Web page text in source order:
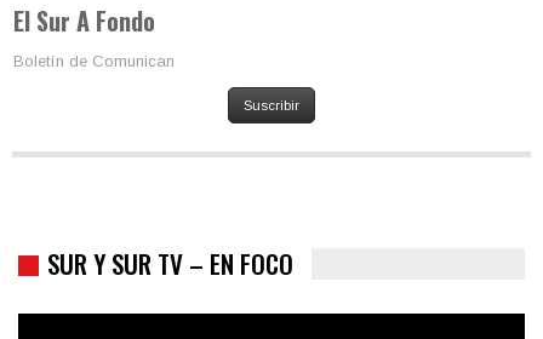
Suscribir
SUR Y SUR TV – EN FOCO